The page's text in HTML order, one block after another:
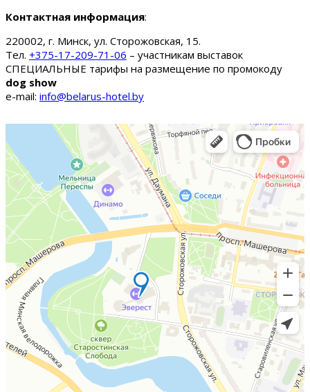
Контактная информация:
220002, г. Минск, ул. Сторожовская, 15.
Тел. +375-17-209-71-06 – участникам выставок
СПЕЦИАЛЬНЫЕ тарифы на размещение по промокоду
dog show
e-mail: info@belarus-hotel.by